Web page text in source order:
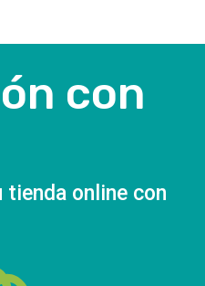
con
tienda online con